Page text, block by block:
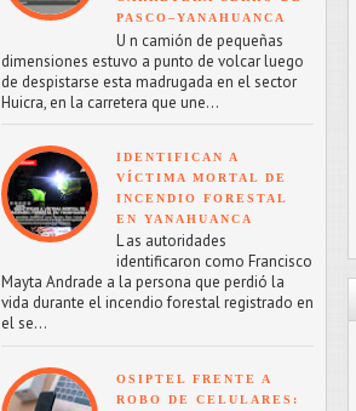
PASCO–YANAHUANCA
U n camión de pequeñas
dimensiones estuvo a punto de volcar luego
de despistarse esta madrugada en el sector
Huicra, en la carretera que une...
IDENTIFICAN A
VÍCTIMA MORTAL DE
INCENDIO FORESTAL
EN YANAHUANCA
L as autoridades
identificaron como Francisco
Mayta Andrade a la persona que perdió la
vida durante el incendio forestal registrado en
el se...
OSIPTEL FRENTE A
ROBO DE CELULARES: